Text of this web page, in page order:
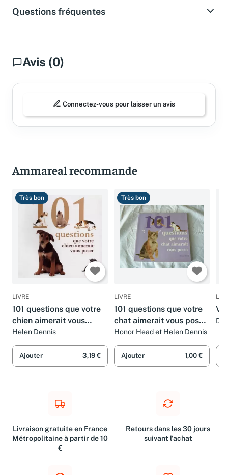
Questions fréquentes
Avis (0)
Connectez-vous pour laisser un avis
Ammareal recommande
Très bon
LIVRE
101 questions que votre
chien aimerait vous
poser
Helen Dennis
Ajouter 3,19 €
Très bon
LIVRE
101 questions que votre
chat aimerait vous poser
: Les petits tracas de
votre chat et comment
résoudre ses problèmes
Honor Head et Helen Dennis
Ajouter 1,00 €
Livraison gratuite en France
Métropolitaine à partir de 10
€
Retours dans les 30 jours
suivant l'achat